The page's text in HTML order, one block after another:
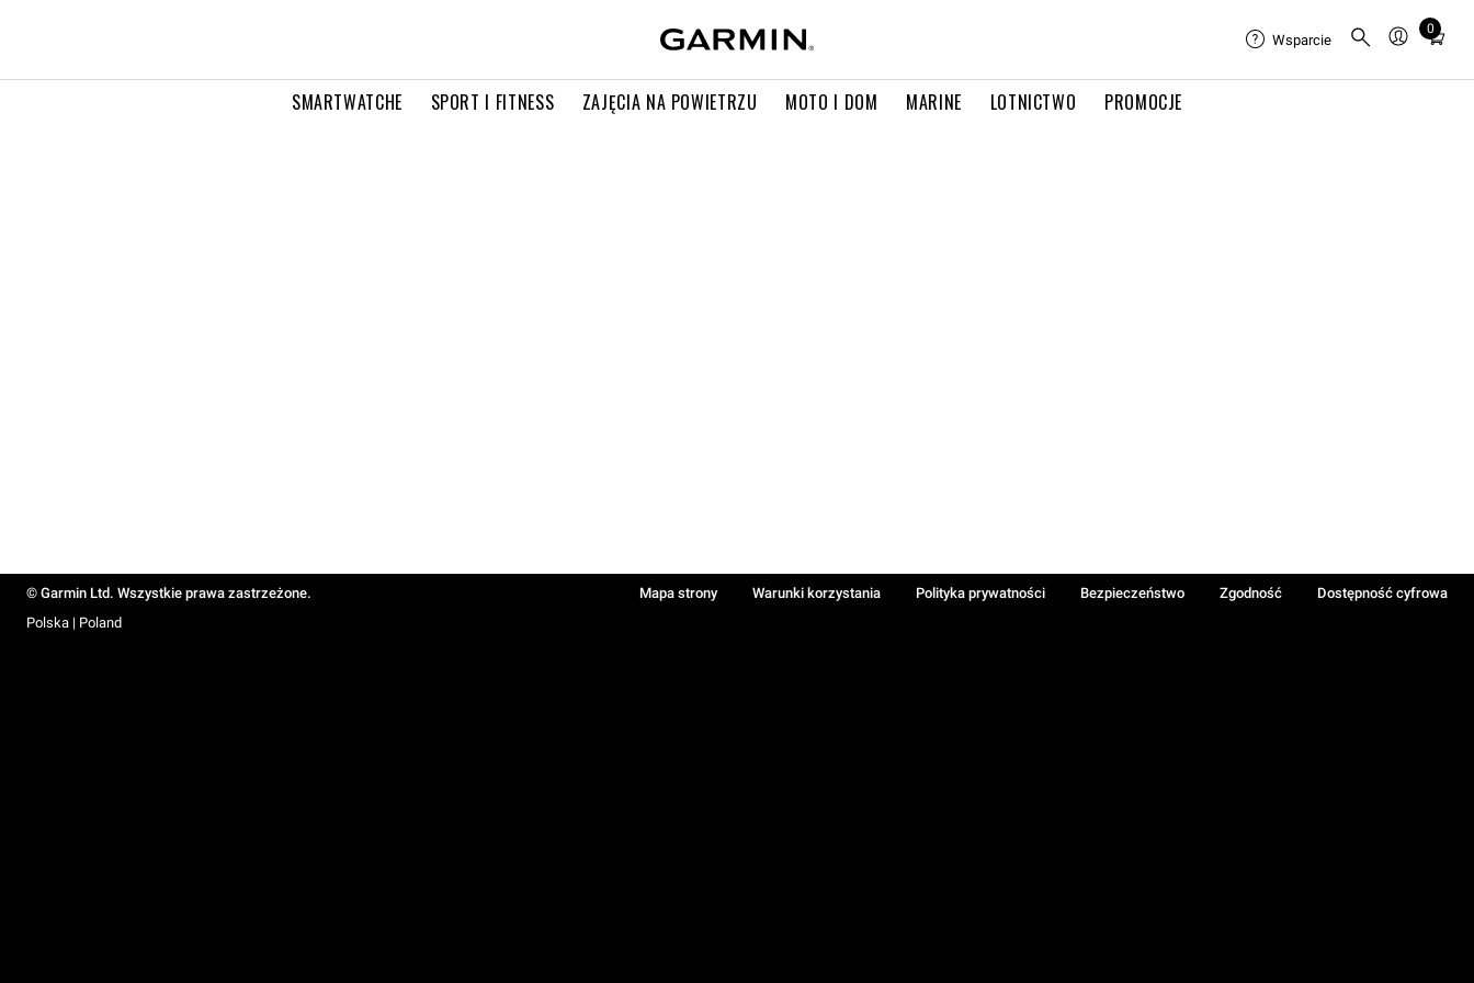
SMARTWATCHE SPORT I FITNESS ZAJĘCIA NA POWIETRZU MOTO I DOM MARINE LOTNICTWO PROMOCJE
Wsparcie
0
Total
in
© Garmin Ltd. Wszystkie prawa zastrzeżone. Mapa strony Warunki korzystania Polityka prywatności Bezpieczeństwo Zgodność
Dostępność cyfrowa
Polska | Poland